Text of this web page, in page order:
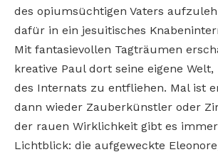
des opiumsüchtigen Vaters
dafür in ein jesuitisches
Mit fantasievollen Tagträumen
kreative Paul dort seine eigene
des Internats zu entfliehen. Mal ist
dann wieder Zauberkünstler oder
der rauen Wirklichkeit gibt es
Lichtblick: die aufgeweckte